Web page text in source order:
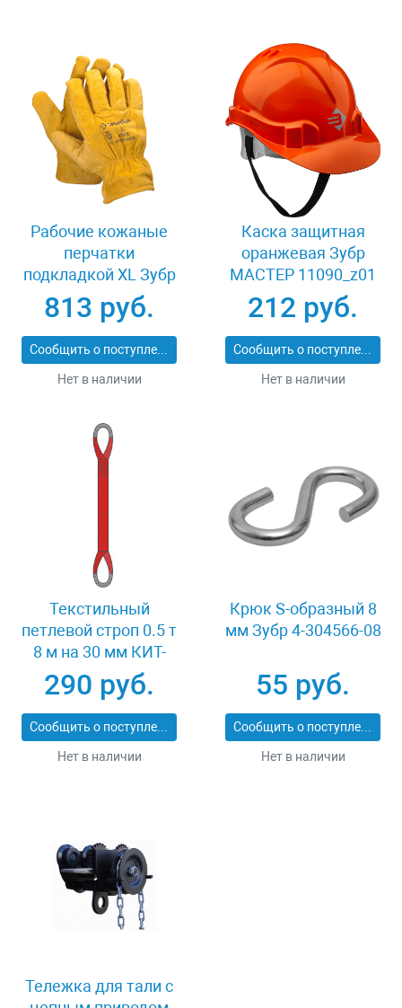
Рабочие кожаные
перчатки
подкладкой XL Зубр
МАСТЕР 1135-XL
813 руб.
Сообщить о поступлении
Нет в наличии
Каска защитная
оранжевая Зубр
МАСТЕР 11090_z01
212 руб.
Сообщить о поступлении
Нет в наличии
Текстильный
петлевой строп 0.5 т
8 м на 30 мм КИТ-
СТП-0.5-8
290 руб.
Сообщить о поступлении
Нет в наличии
Крюк S-образный 8
мм Зубр 4-304566-08
55 руб.
Сообщить о поступлении
Нет в наличии
Тележка для тали с